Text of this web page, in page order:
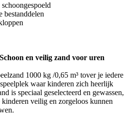
en veilig zand voor uren
1000 kg /0,65 m³ tover je iedere
waar kinderen zich heerlijk
is speciaal geselecteerd en gewassen,
veilig en zorgeloos kunnen